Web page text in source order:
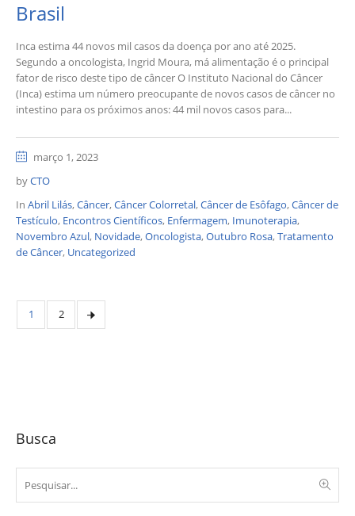
Brasil
Inca estima 44 novos mil casos da doença por ano até 2025.
Segundo a oncologista, Ingrid Moura, má alimentação é o principal
fator de risco deste tipo de câncer O Instituto Nacional do Câncer
(Inca) estima um número preocupante de novos casos de câncer no
intestino para os próximos anos: 44 mil novos casos para...
março 1, 2023
byCTO
In Abril Lilás,Câncer,Câncer Colorretal,Câncer de Esôfago,Câncer de
Testículo, Encontros Científicos, Enfermagem, Imunoterapia,
Novembro Azul, Novidade,Oncologista,Outubro Rosa,Tratamento
de Câncer, Uncategorized
1 2
Busca